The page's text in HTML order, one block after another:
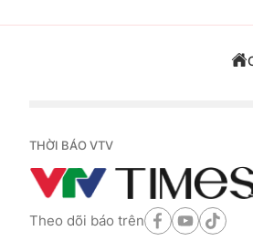
THỜI BÁO VTV
Theo dõi báo trên